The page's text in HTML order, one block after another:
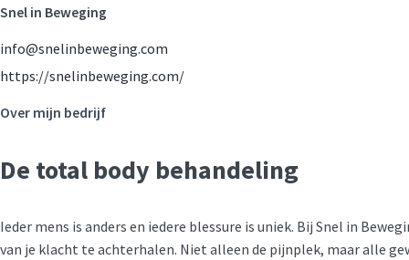
Snel in Beweging
info@snelinbeweging.com
https://snelinbeweging.com/
Over mijn bedrijf
De total body behandeling
Ieder mens is anders en iedere blessure is uniek. Bij Snel in
van je klacht te achterhalen. Niet alleen de pijnplek, maar alle